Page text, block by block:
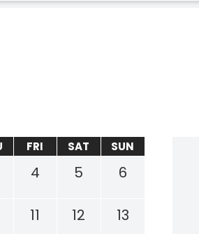
FRI SAT SUN
4 5 6
11 12 13